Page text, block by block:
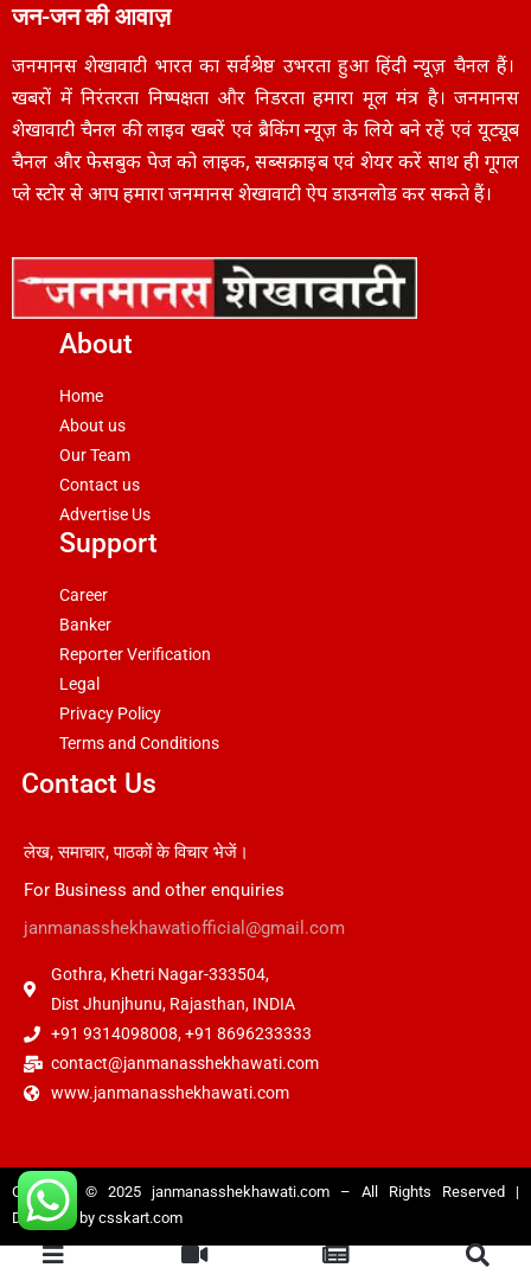
जन-जन की आवाज़
जनमानस शेखावाटी भारत का सर्वश्रेष्ठ उभरता हुआ हिंदी न्यूज़ चैनल हैं।
खबरों में निरंतरता निष्पक्षता और निडरता हमारा मूल मंत्र है। जनमानस
शेखावाटी चैनल की लाइव खबरें एवं ब्रैकिंग न्यूज़ के लिये बने रहें एवं यूट्यूब
चैनल और फेसबुक पेज को लाइक, सब्सक्राइब एवं शेयर करें साथ ही गूगल
प्ले स्टोर से आप हमारा जनमानस शेखावाटी ऐप डाउनलोड कर सकते हैं।
About
Home
About us
Our Team
Contact us
Advertise Us
Support
Career
Banker
Reporter Verification
Legal
Privacy Policy
Terms and Conditions
Contact Us
लेख, समाचार, पाठकों के विचार भेजें।
For Business and other enquiries
janmanasshekhawatiofficial@gmail.com
Gothra, Khetri Nagar-333504,
Dist Jhunjhunu, Rajasthan, INDIA
+91 9314098008, +91 8696233333
contact@janmanasshekhawati.com
www.janmanasshekhawati.com
Copyright © 2025 janmanasshekhawati.com – All Rights Reserved |
Designed by csskart.com